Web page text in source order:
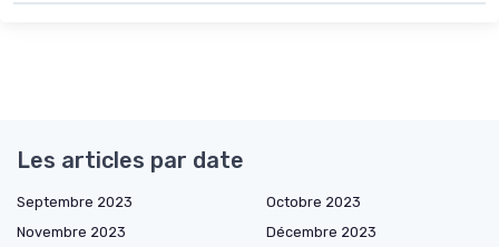
Les articles par date
Septembre 2023
Octobre 2023
Novembre 2023
Décembre 2023